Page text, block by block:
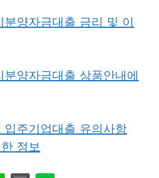
분양자금대출 금리 및 이
양자금대출 상품안내에
입주기업대출 유의사항
정보